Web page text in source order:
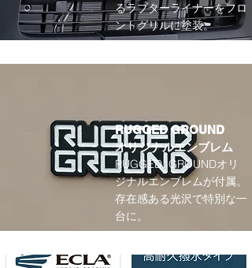
るラプターライナーをフロ
ントグリルに塗装。
RUGGED GROUND
​オリジナルエンブレム
RUGGED GROUNDオリ
ジナルエンブレムが付属。
存在感ある光沢で特別な一
台に。